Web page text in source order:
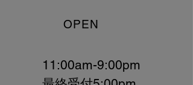
​OPEN
11:00am-9:00pm